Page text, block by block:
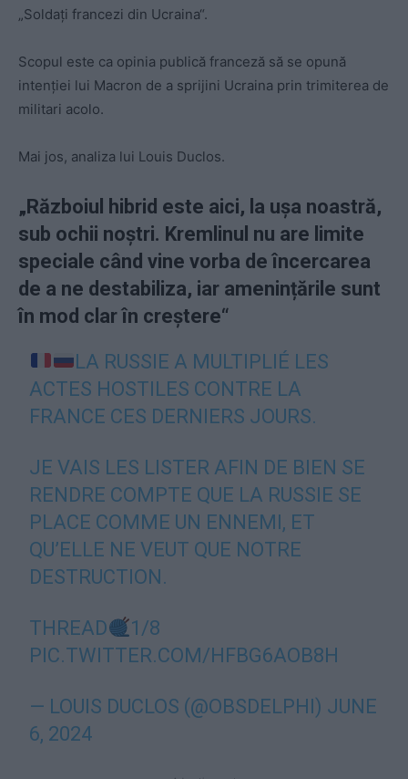
„Soldați francezi din Ucraina“.
Scopul este ca opinia publică franceză să se opună
intenției lui Macron de a sprijini Ucraina prin trimiterea de
militari acolo.
Mai jos, analiza lui Louis Duclos.
„Războiul hibrid este aici, la ușa noastră,
sub ochii noștri. Kremlinul nu are limite
speciale când vine vorba de încercarea
de a ne destabiliza, iar amenințările sunt
în mod clar în creștere“
LA RUSSIE A MULTIPLIÉ LES
ACTES HOSTILES CONTRE LA
FRANCE CES DERNIERS JOURS.
JE VAIS LES LISTER AFIN DE BIEN SE
RENDRE COMPTE QUE LA RUSSIE SE
PLACE COMME UN ENNEMI, ET
QU’ELLE NE VEUT QUE NOTRE
DESTRUCTION.
THREAD
1/8
PIC.TWITTER.COM/HFBG6AOB8H
— LOUIS DUCLOS (@OBSDELPHI) JUNE
6, 2024